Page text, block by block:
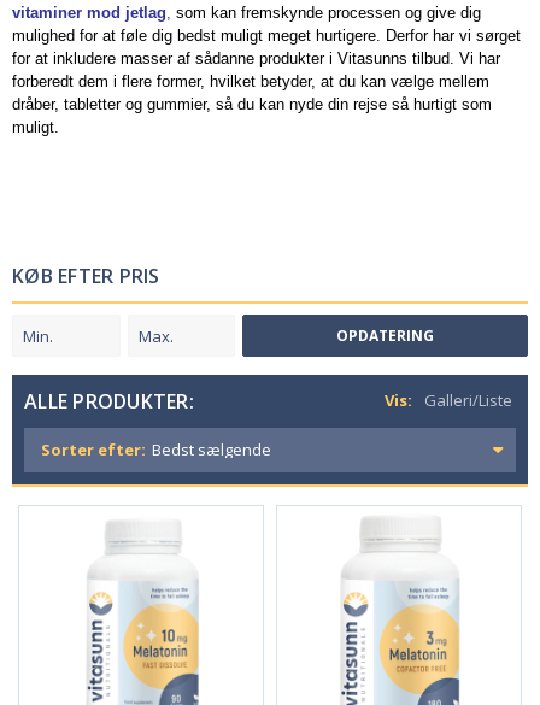
vitaminer mod jetlag, som kan fremskynde processen og give dig
mulighed for at føle dig bedst muligt meget hurtigere. Derfor har vi sørget
for at inkludere masser af sådanne produkter i Vitasunns tilbud. Vi har
forberedt dem i flere former, hvilket betyder, at du kan vælge mellem
dråber, tabletter og gummier, så du kan nyde din rejse så hurtigt som
muligt.
KØB EFTER PRIS
OPDATERING
ALLE PRODUKTER: Vis: Galleri/Liste
Sorter efter: